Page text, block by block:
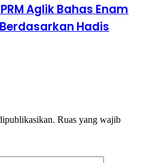
Aglik Bahas Enam
Hadis
Ruas yang wajib